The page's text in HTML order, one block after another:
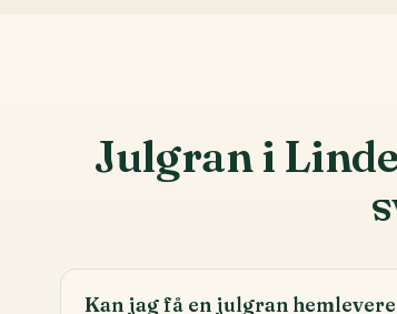
Julgran i
Kan jag få en julgran